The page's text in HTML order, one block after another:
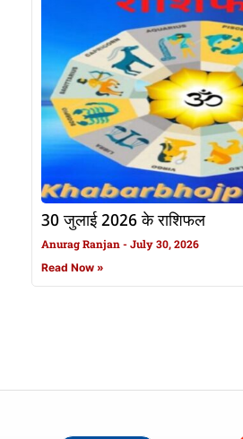
30 जुलाई 2026 के राशिफल
Anurag Ranjan July 30, 2026
Read Now »